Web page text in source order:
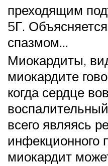
преходящим
5Г.
спазмом…
Миокардиты,
миокардите
когда сердце
всего являясь
инфекционного
миокардит